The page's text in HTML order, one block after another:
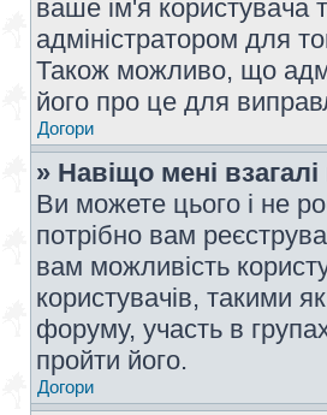
ваше ім'я користувача
адміністратором для
Також можливо, що
його про це для
Догори
» Навіщо мені
Ви можете цього і не
потрібно вам
вам можливість
користувачів, такими
форуму, участь в
пройти його.
Догори